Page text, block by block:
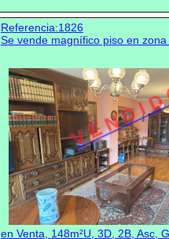
Referencia:1826
Se vende magnífico piso en
V E N D I
en Venta, 148m²U, 3D, 2B, Asc,